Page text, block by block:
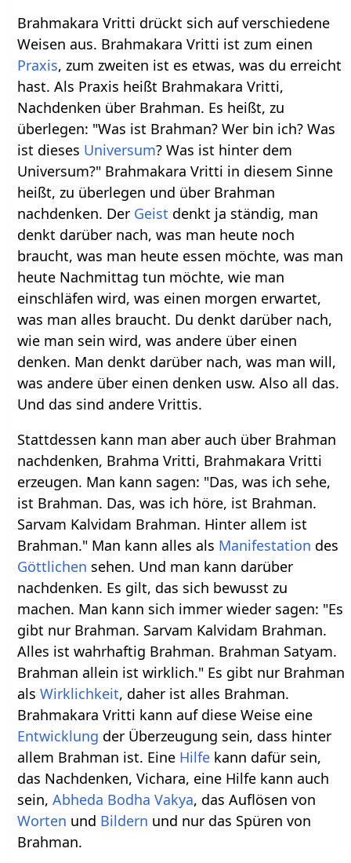
Brahmakara Vritti drückt sich auf verschiedene
Weisen aus. Brahmakara Vritti ist zum einen
Praxis, zum zweiten ist es etwas, was du erreicht
hast. Als Praxis heißt Brahmakara Vritti,
Nachdenken über Brahman. Es heißt, zu
überlegen: "Was ist Brahman? Wer bin ich? Was
ist dieses Universum? Was ist hinter dem
Universum?" Brahmakara Vritti in diesem Sinne
heißt, zu überlegen und über Brahman
nachdenken. Der Geist denkt ja ständig, man
denkt darüber nach, was man heute noch
braucht, was man heute essen möchte, was man
heute Nachmittag tun möchte, wie man
einschläfen wird, was einen morgen erwartet,
was man alles braucht. Du denkt darüber nach,
wie man sein wird, was andere über einen
denken. Man denkt darüber nach, was man will,
was andere über einen denken usw. Also all das.
Und das sind andere Vrittis.
Stattdessen kann man aber auch über Brahman
nachdenken, Brahma Vritti, Brahmakara Vritti
erzeugen. Man kann sagen: "Das, was ich sehe,
ist Brahman. Das, was ich höre, ist Brahman.
Sarvam Kalvidam Brahman. Hinter allem ist
Brahman." Man kann alles als Manifestation des
Göttlichen sehen. Und man kann darüber
nachdenken. Es gilt, das sich bewusst zu
machen. Man kann sich immer wieder sagen: "Es
gibt nur Brahman. Sarvam Kalvidam Brahman.
Alles ist wahrhaftig Brahman. Brahman Satyam.
Brahman allein ist wirklich." Es gibt nur Brahman
alsWirklichkeit, daher ist alles Brahman.
Brahmakara Vritti kann auf diese Weise eine
Entwicklung der Überzeugung sein, dass hinter
allem Brahman ist. Eine Hilfe kann dafür sein,
das Nachdenken, Vichara, eine Hilfe kann auch
sein,Abheda Bodha Vakya, das Auflösen von
Worten und Bildern und nur das Spüren von
Brahman.